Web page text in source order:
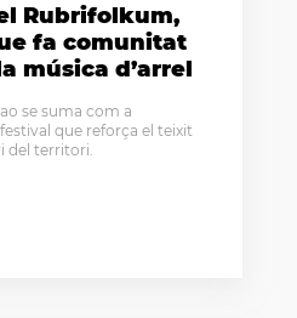
Rubrifolkum,
fa comunitat
música d’arrel
se suma com a
que reforça el teixit
del territori.